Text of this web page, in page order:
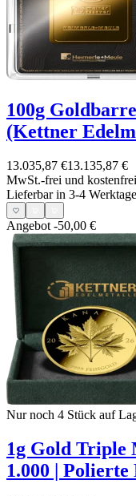
100g
(Kettner
13.035,87 €13.135,87 €
MwSt.-frei und
Lieferbar in 3-4
Angebot -50,00 €
Nur noch 4 Stück auf
1g Gold Triple
1.000 | Polierte